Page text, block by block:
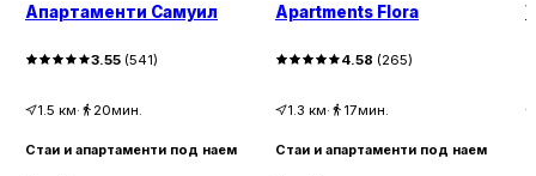
Апартаменти Самуил
3.55 (541)
1.5 км· 20мин.
Стаи и апартаменти под наем
Apartments Flora
4.58 (265)
1.3 км· 17мин.
Стаи и апартаменти под наем